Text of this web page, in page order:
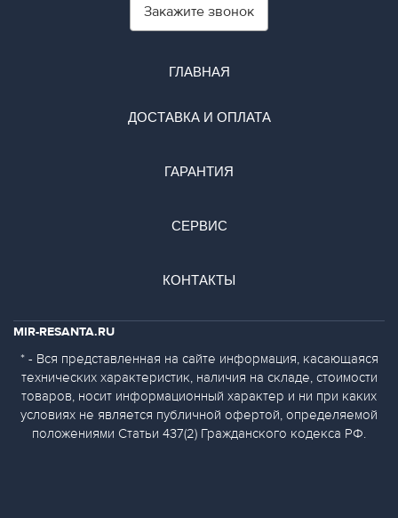
Закажите звонок
ГЛАВНАЯ
ДОСТАВКА И ОПЛАТА
ГАРАНТИЯ
СЕРВИС
КОНТАКТЫ
MIR-RESANTA.RU
* - Вся представленная на сайте информация, касающаяся
технических характеристик, наличия на складе, стоимости
товаров, носит информационный характер и ни при каких
условиях не является публичной офертой, определяемой
положениями Статьи 437(2) Гражданского кодекса РФ.